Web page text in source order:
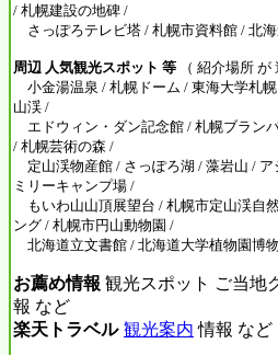
/ 札幌建設の地碑 /
さっぽろテレビ塔 / 札幌市資料館 / 北
周辺 人気観光スポット 等 （ 紹介場所 が
小金湯温泉 / 札幌ドーム / 東海大学札
山渓 /
エドウィン・ダン記念館 / 札幌ブラン
/ 札幌芸術の森 /
定山渓物産館 / さっぽろ湖 / 藻岩山 /
ミリーキャンプ場 /
もいわ山山頂展望台 / 札幌市定山渓自
ング / 札幌市円山動物園 /
北海道立文書館 / 北海道大学植物園博
お薦め情報 観光スポット ご当地
報 など
楽天トラベル 観光案内 情報 など